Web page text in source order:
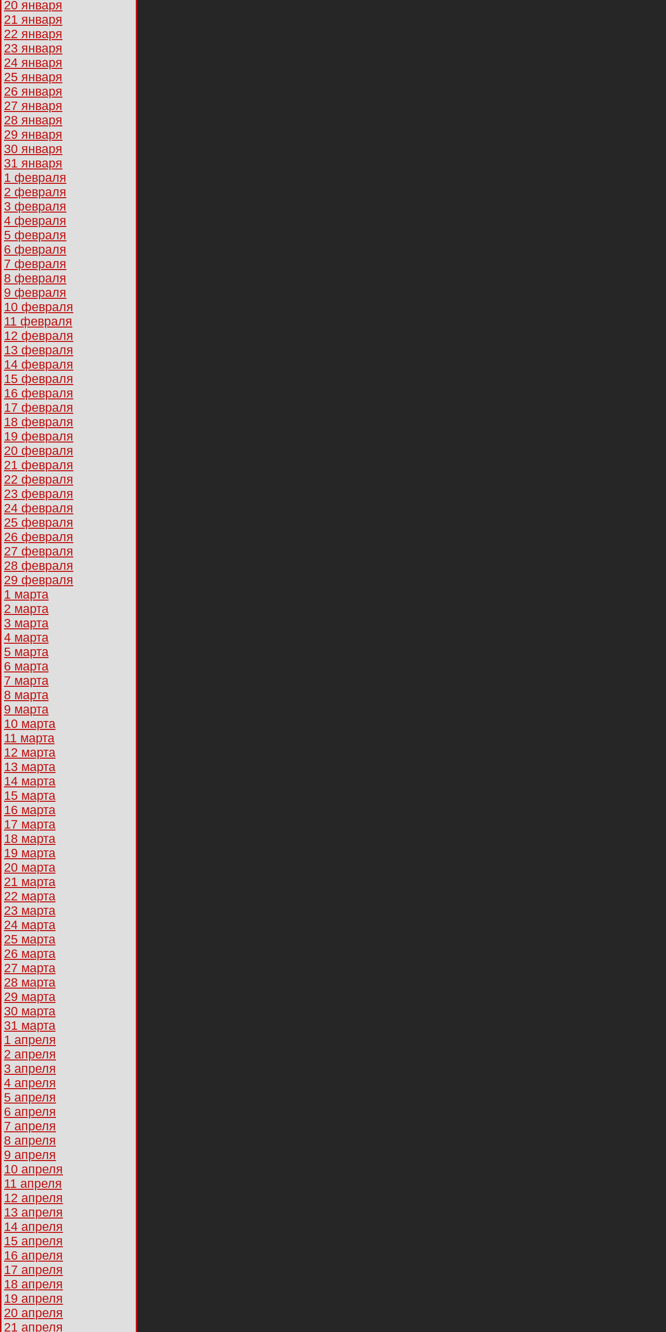
20 января
21 января
22 января
23 января
24 января
25 января
26 января
27 января
28 января
29 января
30 января
31 января
1 февраля
2 февраля
3 февраля
4 февраля
5 февраля
6 февраля
7 февраля
8 февраля
9 февраля
10 февраля
11 февраля
12 февраля
13 февраля
14 февраля
15 февраля
16 февраля
17 февраля
18 февраля
19 февраля
20 февраля
21 февраля
22 февраля
23 февраля
24 февраля
25 февраля
26 февраля
27 февраля
28 февраля
29 февраля
1 марта
2 марта
3 марта
4 марта
5 марта
6 марта
7 марта
8 марта
9 марта
10 марта
11 марта
12 марта
13 марта
14 марта
15 марта
16 марта
17 марта
18 марта
19 марта
20 марта
21 марта
22 марта
23 марта
24 марта
25 марта
26 марта
27 марта
28 марта
29 марта
30 марта
31 марта
1 апреля
2 апреля
3 апреля
4 апреля
5 апреля
6 апреля
7 апреля
8 апреля
9 апреля
10 апреля
11 апреля
12 апреля
13 апреля
14 апреля
15 апреля
16 апреля
17 апреля
18 апреля
19 апреля
20 апреля
21 апреля